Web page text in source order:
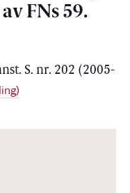
FNs 59.
S. nr. 202 (2005-